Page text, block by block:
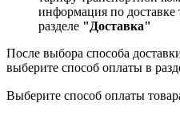
информация по доставке
разделе "Доставка"
После выбора способа
выберите способ оплаты в
Выберите способ оплаты